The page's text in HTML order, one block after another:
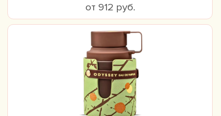
от 912 руб.